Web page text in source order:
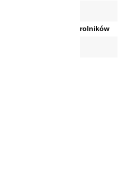
rolników